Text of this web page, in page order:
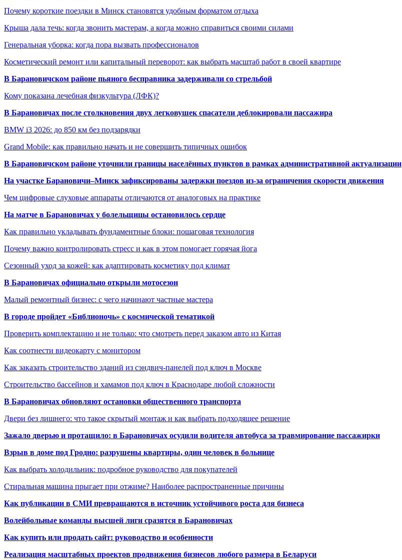
Почему короткие поездки в Минск становятся удобным форматом отдыха
Крыша дала течь: когда звонить мастерам, а когда можно справиться своими силами
Генеральная уборка: когда пора вызвать профессионалов
Косметический ремонт или капитальный переворот: как выбрать масштаб работ в своей квартире
В Барановичском районе пьяного бесправника задерживали со стрельбой
Кому показана лечебная физкультура (ЛФК)?
В Барановичах после столкновения двух легковушек спасатели деблокировали пассажира
BMW i3 2026: до 850 км без подзарядки
Grand Mobile: как правильно начать и не совершить типичных ошибок
В Барановичском районе уточнили границы населённых пунктов в рамках административной актуализации
На участке Барановичи–Минск зафиксированы задержки поездов из-за ограничения скорости движения
Чем цифровые слуховые аппараты отличаются от аналоговых на практике
На матче в Барановичах у болельщицы остановилось сердце
Как правильно укладывать фундаментные блоки: пошаговая технология
Почему важно контролировать стресс и как в этом помогает горячая йога
Сезонный уход за кожей: как адаптировать косметику под климат
В Барановичах официально открыли мотосезон
Малый ремонтный бизнес: с чего начинают частные мастера
В городе пройдет «Библионочь» с космической тематикой
Проверить комплектацию и не только: что смотреть перед заказом авто из Китая
Как соотнести видеокарту с монитором
Как заказать строительство зданий из сэндвич-панелей под ключ в Москве
Строительство бассейнов и хамамов под ключ в Краснодаре любой сложности
В Барановичах обновляют остановки общественного транспорта
Двери без лишнего: что такое скрытый монтаж и как выбрать подходящее решение
Зажало дверью и протащило: в Барановичах осудили водителя автобуса за травмирование пассажирки
Взрыв в доме под Гродно: разрушены квартиры, один человек в больнице
Как выбрать холодильник: подробное руководство для покупателей
Стиральная машина прыгает при отжиме? Наиболее распространенные причины
Как публикации в СМИ превращаются в источник устойчивого роста для бизнеса
Волейбольные команды высшей лиги сразятся в Барановичах
Как купить или продать сайт: руководство и особенности
Реализация масштабных проектов продвижения бизнесов любого размера в Беларуси